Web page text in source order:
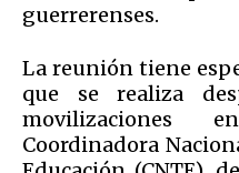
guerrerenses.
La reunión tiene
que se realiza
movilizaciones
Coordinadora